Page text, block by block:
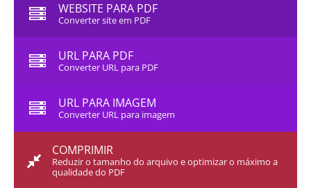
WEBSITE PARA PDF
Converter site em PDF
URL PARA PDF
Converter URL para PDF
URL PARA IMAGEM
Converter URL para imagem
COMPRIMIR
Reduzir o tamanho do arquivo e optimizar o máximo a
qualidade do PDF